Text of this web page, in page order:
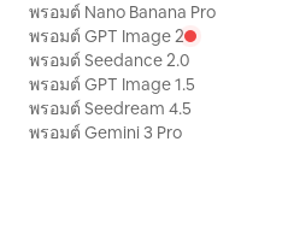
พรอมต์ Nano Banana Pro
พรอมต์ GPT Image 2
พรอมต์ Seedance 2.0
พรอมต์ GPT Image 1.5
พรอมต์ Seedream 4.5
พรอมต์ Gemini 3 Pro